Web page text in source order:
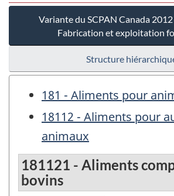
Variante du SCPAN Canada
Fabrication et exploitation
Structure
181 - Aliments pour
18112 - Aliments pour
animaux
181121 - Aliments
bovins